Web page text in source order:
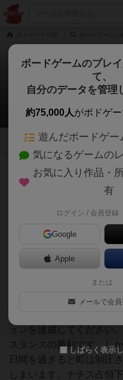
五行思想【ごぎょう
31 1
361名 0名 0
■声に出して読みたいイン
あなたは第2次世界大戦
解放する為に戦っている
枢軸国政府は民衆への警
とした民兵団(Milice)と呼
した。レジスタンスが脅
ドイツ軍を呼び込む事に
あなたは15日間の間に敵
ョンを達成してください
スタンスの勝利です。し
日間を過ぎると町は制圧
しまいます。ナチス占領
ボードゲームのプレ
て、
自分のデータを管理
約75,000人がボドゲー
遊んだボードゲー
気になるゲームの
お気に入り作品・
有
ログイン / 会員登録
Google
Apple
または
メールで会
しばらく表示